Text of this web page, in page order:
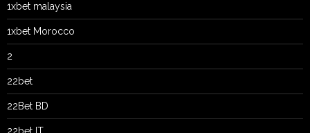
1xbet malaysia
1xbet Morocco
2
22bet
22Bet BD